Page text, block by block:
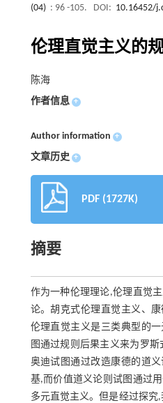
(04) : 96 -105. DOI: 10.16452/
伦理直觉主义的
陈海
作者信息 +
Author information +
文章历史 +
PDF (1727K)
摘要
作为一种伦理理论,伦理直觉
论。胡克式伦理直觉主义、
伦理直觉主义是三类典型的
图通过规则后果主义来为罗
奥迪试图通过改造康德的道
基,而价值道义论则试图通过
多元直觉主义。但是经过探